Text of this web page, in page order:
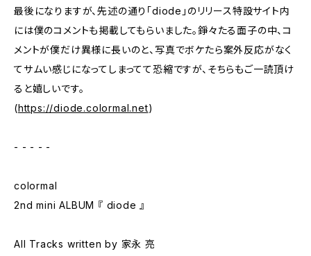
最後になりますが、先述の通り「diode」のリリース特設サイト内
には僕のコメントも掲載してもらいました。錚々たる面子の中、コ
メントが僕だけ異様に長いのと、写真でボケたら案外反応がなく
てサムい感じになってしまってて恐縮ですが、そちらもご一読頂け
ると嬉しいです。
(https://diode.colormal.net)
- - - - -
colormal
2nd mini ALBUM 『 diode 』
All Tracks written by 家永 亮